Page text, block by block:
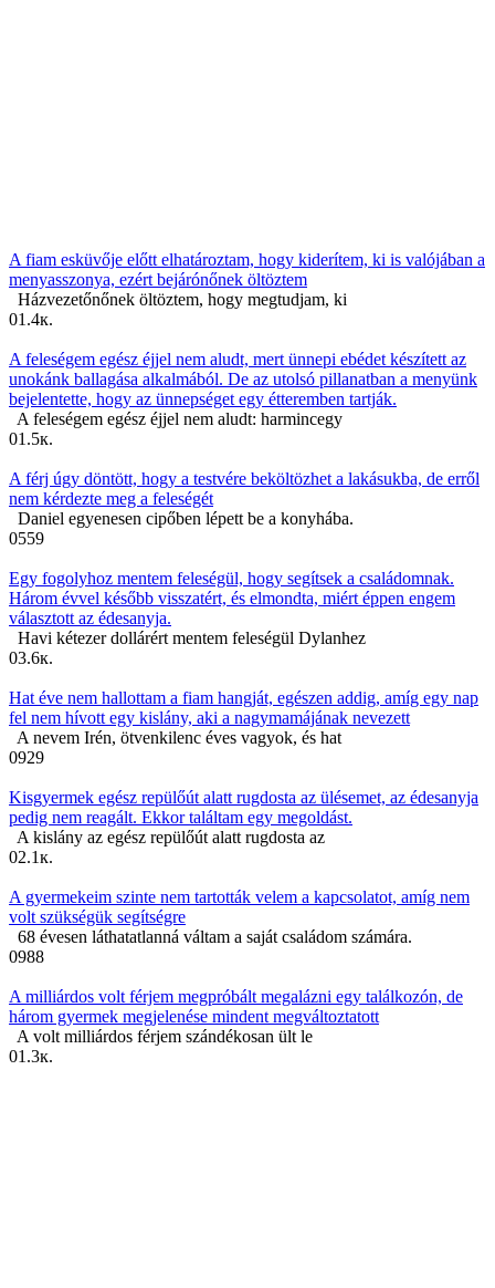
A fiam esküvője előtt elhatároztam, hogy kiderítem, ki is valójában a
menyasszonya, ezért bejárónőnek öltöztem
Házvezetőnőnek öltöztem, hogy megtudjam, ki
01.4к.
A feleségem egész éjjel nem aludt, mert ünnepi ebédet készített az
unokánk ballagása alkalmából. De az utolsó pillanatban a menyünk
bejelentette, hogy az ünnepséget egy étteremben tartják.
A feleségem egész éjjel nem aludt: harmincegy
01.5к.
A férj úgy döntött, hogy a testvére beköltözhet a lakásukba, de erről
nem kérdezte meg a feleségét
Daniel egyenesen cipőben lépett be a konyhába.
0559
Egy fogolyhoz mentem feleségül, hogy segítsek a családomnak.
Három évvel később visszatért, és elmondta, miért éppen engem
választott az édesanyja.
Havi kétezer dollárért mentem feleségül Dylanhez
03.6к.
Hat éve nem hallottam a fiam hangját, egészen addig, amíg egy nap
fel nem hívott egy kislány, aki a nagymamájának nevezett
A nevem Irén, ötvenkilenc éves vagyok, és hat
0929
Kisgyermek egész repülőút alatt rugdosta az ülésemet, az édesanyja
pedig nem reagált. Ekkor találtam egy megoldást.
A kislány az egész repülőút alatt rugdosta az
02.1к.
A gyermekeim szinte nem tartották velem a kapcsolatot, amíg nem
volt szükségük segítségre
68 évesen láthatatlanná váltam a saját családom számára.
0988
A milliárdos volt férjem megpróbált megalázni egy találkozón, de
három gyermek megjelenése mindent megváltoztatott
A volt milliárdos férjem szándékosan ült le
01.3к.